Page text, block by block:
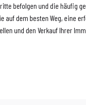
befolgen und die häufig
auf dem besten Weg, eine
und den Verkauf Ihrer